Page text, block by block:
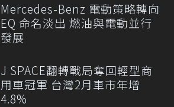
Mercedes-Benz 電動策略轉向
EQ 命名淡出 燃油與電動並行
發展
J SPACE翻轉戰局奪回輕型商
用車冠軍 台灣2月車市年增
4.8%